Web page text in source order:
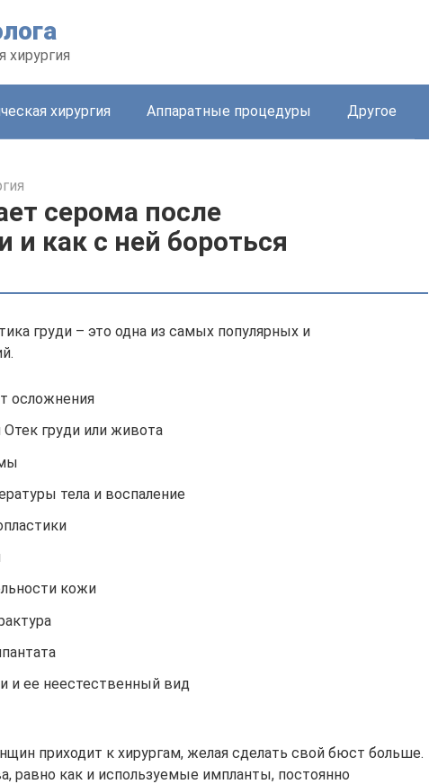
хирургия
хирургия Аппаратные процедуры Другое
серома после
как с ней бороться
груди – это одна из самых популярных и
осложнения
груди или живота
тела и воспаление
кожи
и ее неестественный вид
приходит к хирургам, желая сделать свой бюст больше.
равно как и используемые импланты, постоянно